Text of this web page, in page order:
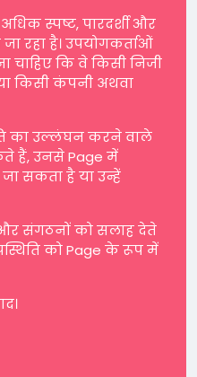
स्पष्ट, पारदर्शी और
रहा है। उपयोगकर्ताओं
कि वे किसी निजी
किसी कंपनी अथवा
का उल्लंघन करने वाले
हैं, उनसे Page में
सकता है या उन्हें
संगठनों को सलाह देते
को Page के रूप में